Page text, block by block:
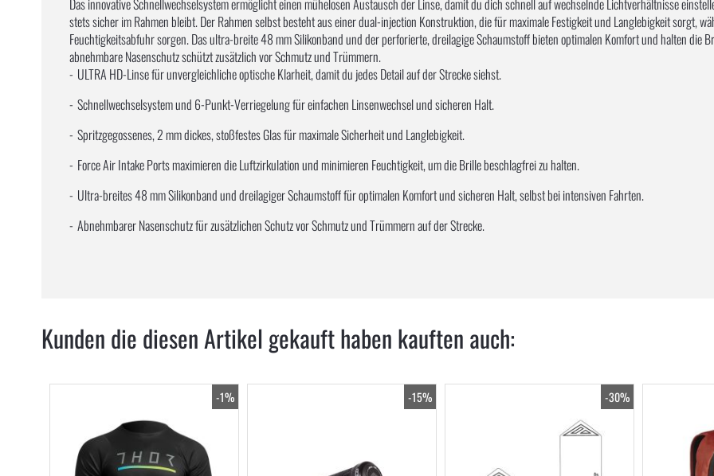
Das innovative Schnellwechselsystem ermöglicht einen mühelosen Austausch der Linse, damit du dich schnell auf wechselnde Lichtverhältnisse
stets sicher im Rahmen bleibt. Der Rahmen selbst besteht aus einer dual-injection Konstruktion, die für maximale Festigkeit und Langlebigkeit sorgt,
Feuchtigkeitsabfuhr sorgen. Das ultra-breite 48 mm Silikonband und der perforierte, dreilagige Schaumstoff bieten optimalen Komfort und halten die
abnehmbare Nasenschutz schützt zusätzlich vor Schmutz und Trümmern.
ULTRA HD-Linse für unvergleichliche optische Klarheit, damit du jedes Detail auf der Strecke siehst.
Schnellwechselsystem und 6-Punkt-Verriegelung für einfachen Linsenwechsel und sicheren Halt.
Spritzgegossenes, 2 mm dickes, stoßfestes Glas für maximale Sicherheit und Langlebigkeit.
Force Air Intake Ports maximieren die Luftzirkulation und minimieren Feuchtigkeit, um die Brille beschlagfrei zu halten.
Ultra-breites 48 mm Silikonband und dreilagiger Schaumstoff für optimalen Komfort und sicheren Halt, selbst bei intensiven Fahrten.
Abnehmbarer Nasenschutz für zusätzlichen Schutz vor Schmutz und Trümmern auf der Strecke.
Kunden die diesen Artikel gekauft haben kauften auch:
-1% -15% -30%